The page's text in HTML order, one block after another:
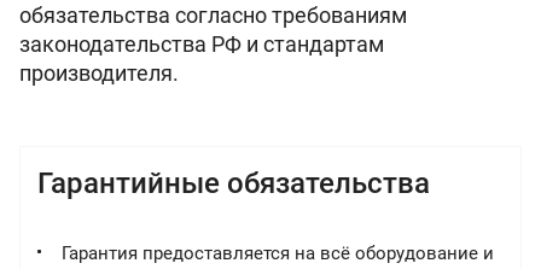
обязательства согласно требованиям
законодательства РФ и стандартам
производителя.
Гарантийные обязательства
Гарантия предоставляется на всё оборудование и